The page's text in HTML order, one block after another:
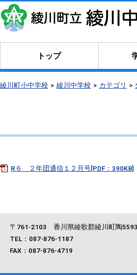
トップ
綾川町小中学校 綾川中学校 カテゴリ
R６ ２年団通信１２月号[PDF：390KB]
〒761‐2103 香川県綾歌郡綾川町陶
TEL：087-876-1187
FAX：087-876-4719